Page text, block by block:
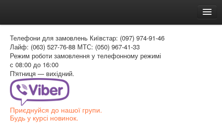
Доставка и оплата
Как заказать
Контакти
Таблиця розмірів
Вхід для покупця
Телефони для замовлень Київстар: (097) 974-91-46
Лайф: (063) 527-76-88 МТС: (050) 967-41-33
Режим роботи замовлення у телефонному режимі
с 08:00 до 16:00
П'ятниця — вихідний.
Приєднуйся до нашої групи.
Будь у курсі новинок.